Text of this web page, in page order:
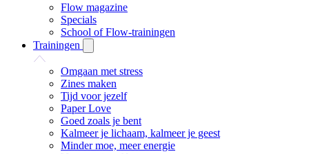
Flow magazine
Specials
School of Flow-trainingen
Trainingen
Omgaan met stress
Zines maken
Tijd voor jezelf
Paper Love
Goed zoals je bent
Kalmeer je lichaam, kalmeer je geest
Minder moe, meer energie